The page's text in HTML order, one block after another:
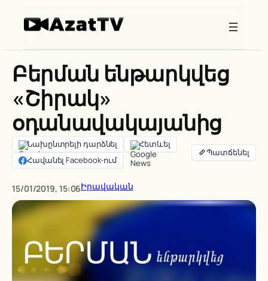
Բերման ենթարկվեց
«Շիրակ»
օդանավակայանից
Նախընտրելի դարձնել
Հետևել
Հավանել Facebook-ում
15/01/2019, 15:06Իրավական